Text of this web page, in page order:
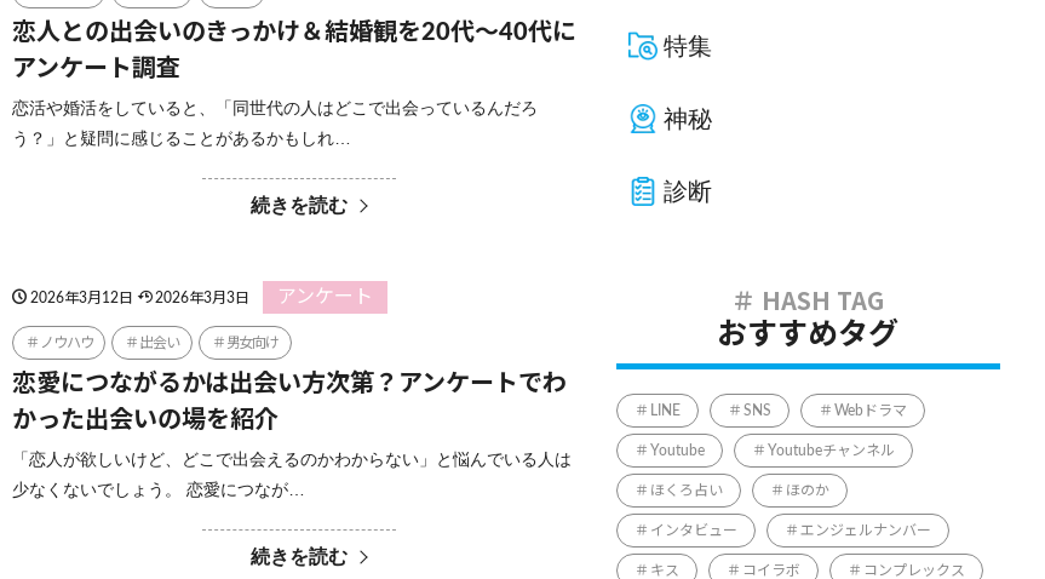
恋人との出会いのきっかけ＆結婚観を20代〜40代に
アンケート調査
恋活や婚活をしていると、「同世代の人はどこで出会っているんだろ
う？」と疑問に感じることがあるかもしれ…
続きを読む
2026年3月12日 2026年3月3日 アンケート
ノウハウ 出会い 男女向け
恋愛につながるかは出会い方次第？アンケートでわ
かった出会いの場を紹介
「恋人が欲しいけど、どこで出会えるのかわからない」と悩んでいる人は
少なくないでしょう。 恋愛につなが…
続きを読む
特集
神秘
診断
おすすめタグ
LINE SNS Webドラマ
Youtube Youtubeチャンネル
ほくろ占い ほのか
インタビュー エンジェルナンバー
キス コイラボ コンプレックス